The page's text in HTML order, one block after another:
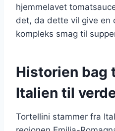
hjemmelavet
det, da dette vil give en
kompleks smag til
Historien bag
Italien til
Tortellini stammer fra